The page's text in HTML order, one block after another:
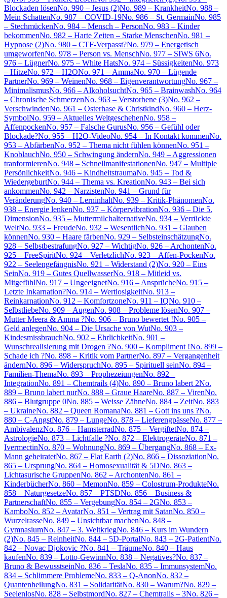
Blockaden lösenNo. 990 – Jesus (2)No. 989 – KrankheitNo. 988 –
Mein SchattenNo. 987 – COVID-19No. 986 – St. GermainNo. 985
– StechmückenNo. 984 – Mensch – PersonNo. 983 – Kinder
bekommenNo. 982 – Harte Zeiten – Starke MenschenNo. 981 –
Hypnose (2)No. 980 – CTF-Verpasst?No. 979 – Energetisch
umgeworfenNo. 978 – Person vs. MenschNo. 977 – SIWS 6No.
976 – LügnerNo. 975 – White HatsNo. 974 – SüssigkeitenNo. 973
– HitzeNo. 972 – H2ONo. 971 – AmmaNo. 970 – Lügende
PartnerNo. 969 – WeinenNo. 968 – EigenverantwortungNo. 967 –
MinimalismusNo. 966 – AlkoholsuchtNo. 965 – BrainwashNo. 964
– Chronische SchmerzenNo. 963 – Verstorbene (3)No. 962 –
VerschwindenNo. 961 – Osterhase & ChristkindNo. 960 – Herz-
SymbolNo. 959 – Aktuelles WeltgeschehenNo. 958 –
AffenpockenNo. 957 – Falsche GurusNo. 956 – Gefühl oder
Blockade?No. 955 – H2O-VideoNo. 954 – In Kontakt kommenNo.
953 – AbfärbenNo. 952 – Thema nicht fühlen könnenNo. 951 –
KnoblauchNo. 950 – Schwingung ändernNo. 949 – Aggressionen
tranformierenNo. 948 – SchnellmanifestationenNo. 947 – Multiple
PersönlichkeitNo. 946 – KindheitstraumaNo. 945 – Tod &
WiedergeburtNo. 944 – Thema vs. KreationNo. 943 – Bei sich
ankommenNo. 942 – NarzistenNo. 941 – Grund für
VeränderungNo. 940 – LerninhaltNo. 939 – Kritik-PhänomenNo.
938 – Energie lenkenNo. 937 – KörpervibrationNo. 936 – Die 5.
DimensionNo. 935 – MuttermilchalternativeNo. 934 – Verrückte
WeltNo. 933 – FreudeNo. 932 – WesentlichNo. 931 – Glauben
könnenNo. 930 – Haare färbenNo. 929 – SelbsteinschätzungNo.
928 – SelbstbestrafungNo. 927 – WichtigNo. 926 – ArchontenNo.
925 – FreeSpiritNo. 924 – VerletzlichNo. 923 – Affen-PockenNo.
922 – SeelengefängnisNo. 921 – Widerstand (2)No. 920 – Eins
SeinNo. 919 – Gutes QuellwasserNo. 918 – Mitleid vs.
MitgefühlNo. 917 – UngeeignetNo. 916 – AnsprücheNo. 915 –
Letzte Inkarnation?No. 914 – WertlosigkeitNo. 913 –
ReinkarnationNo. 912 – KomfortzoneNo. 911 – IQNo. 910 –
SelbstliebeNo. 909 – AugenNo. 908 – Probleme lösenNo. 907 –
Mutter Meera & Amma ?No. 906 – Bruno bewertet !No. 905 –
Geld anlegenNo. 904 – Die Ursache von WutNo. 903 –
KindesmissbrauchNo. 902 – EhrlichkeitNo. 901 –
Wunschrealisierung mit Drogen ?No. 900 – Kompliment !No. 899 –
Schade ich ?No. 898 – Kritik vom PartnerNo. 897 – Vergangenheit
ändernNo. 896 – WiderspruchNo. 895 – Spirituell seinNo. 894 –
Familien-ThemaNo. 893 – ProphezeiungenNo. 892 –
IntegrationNo. 891 – Chemtrails (4)No. 890 – Bruno labert 2No.
889 – Bruno labert nurNo. 888 – Graue HaareNo. 887 – VirenNo.
886 – Blutgruppe 0No. 885 – Weisse ZähneNo. 884 – ZeitNo. 883
– UkraineNo. 882 – Queen RomanaNo. 881 – Gott ins uns ?No.
880 – C-AngstNo. 879 – LungeNo. 878 – LieferengpässeNo. 877 –
AmbivalenzNo. 876 – HamsterradNo. 875 – VergiftetNo. 874 –
AstrologieNo. 873 – Lichtfalle ?No. 872 – ElektrogeräteNo. 871 –
IvermectinNo. 870 – WohnungNo. 869 – ÜbergangNo. 868 – Ex-
Mann geheiratetNo. 867 – Flat Earth (2)No. 866 – DissoziationNo.
865 – UrsprungNo. 864 – Homosexualität & 5DNo. 863 –
Lichtasurische GruppenNo. 862 – ArchontenNo. 861 –
KinderbücherNo. 860 – MemonNo. 859 – Colostrum-ProdukteNo.
858 – NaturgesetzeNo. 857 – PTSDNo. 856 – Business &
PartnerschaftNo. 855 – VergebungNo. 854 – 2GNo. 853 –
KamboNo. 852 – AvatarNo. 851 – Vertrag mit SatanNo. 850 –
WurzelrasseNo. 849 – Unsichtbar machenNo. 848 –
GymnasiumNo. 847 – 3. WeltkriegNo. 846 – Kurs im Wundern
(2)No. 845 – ReinheitNo. 844 – 5D-PortalNo. 843 – 2G-PatientNo.
842 – Novac Djokovic ?No. 841 – TräumeNo. 840 – Haus
kaufenNo. 839 – Lotto-GewinnNo. 838 – Negatives?No. 837 –
Bruno & BewusstseinNo. 836 – TeslaNo. 835 – ImmunsystemNo.
834 – Schlimmere ProblemeNo. 833 – Q-AnonNo. 832 –
QuantenheilungNo. 831 – SolidaritätNo. 830 – Warum?No. 829 –
SeelenlosNo. 828 – SelbstmordNo. 827 – Chemtrails – 3No. 826 –